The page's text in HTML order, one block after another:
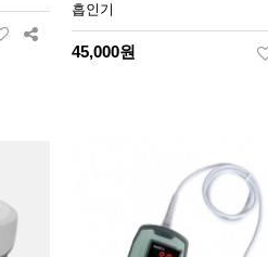
흡인기
45,000원